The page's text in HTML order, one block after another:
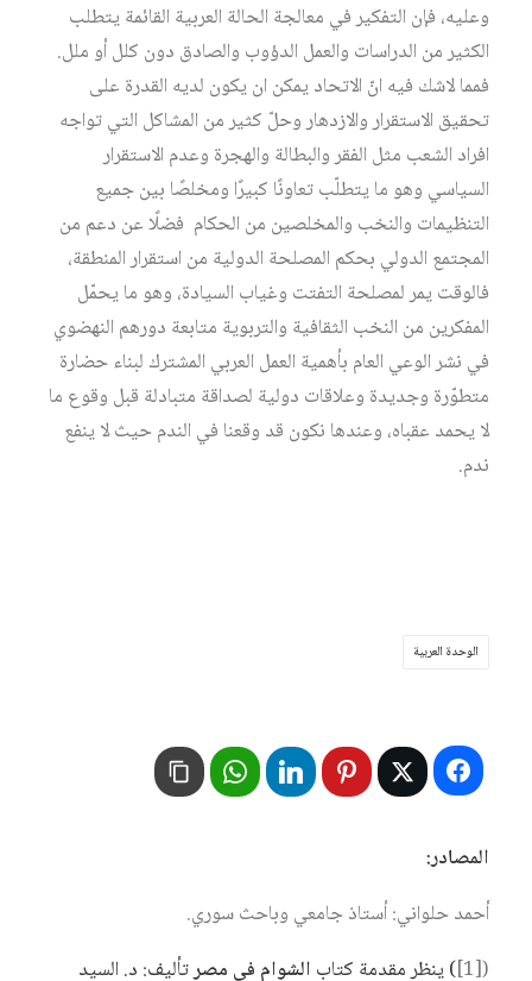
‏وعليه، فإن التفكير في معالجة الحالة العربية القائمة يتطلب
الكثير من الدراسات والعمل الدؤوب والصادق دون كلل أو ملل.
فمما لاشك فيه انّ الاتحاد يمكن ان يكون لديه القدرة على
تحقيق الاستقرار والازدهار وحلّ كثير من المشاكل التي تواجه
افراد الشعب مثل الفقر والبطالة والهجرة وعدم الاستقرار
السياسي وهو ما يتطلّب تعاونًا كبيرًا ومخلصًا بين جميع
التنظيمات والنخب والمخلصين من الحكام فضلًا عن دعم من
المجتمع الدولي بحكم المصلحة الدولية من استقرار المنطقة،
فالوقت يمر لمصلحة التفتت وغياب السيادة، وهو ما يحمّل
المفكرين من النخب الثقافية والتربوية متابعة دورهم النهضوي
في نشر الوعي العام بأهمية العمل العربي المشترك لبناء حضارة
متطوّرة وجديدة وعلاقات دولية لصداقة متبادلة قبل وقوع ما
لا يحمد عقباه، وعندها نكون قد وقعنا في الندم حيث لا ينفع
ندم.
الوحدة العربية
المصادر:
أحمد حلواني: أستاذ جامعي وباحث سوري.
([1]
)ينظرمقدمة كتاب الشوام في مصرتأليف: د.السيد